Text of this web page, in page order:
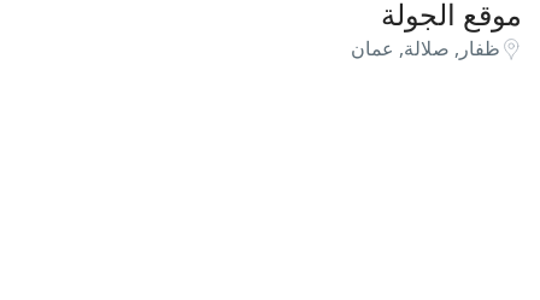
موقع الجولة
ظفار, صلالة, عمان